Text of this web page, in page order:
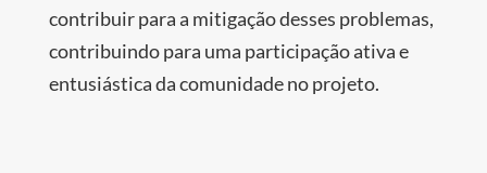
contribuir para a mitigação desses problemas,
contribuindo para uma participação ativa e
entusiástica da comunidade no projeto.